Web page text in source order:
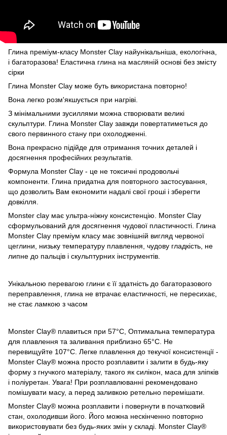
Глина преміум-класу Monster Clay найунікальніша, екологічна,
і багаторазова! Еластична глина на масляній основі без змісту
сірки
Глина Monster Clay може буть використана повторно!
Вона легко розм'якшується при нагріві.
З мінімальними зусиллями можна створювати великі
скульптури. Глина Monster Clay завжди повертатиметься до
свого первинного стану при охолодженні.
Вона прекрасно підійде для отримання точних деталей і
досягнення професійних результатів.
Формула Monster Clay - це не токсичні продовольчі
компоненти. Глина придатна для повторного застосування,
що дозволить Вам економити надалі свої гроші і зберегти
довкілля.
Monster clay має ультра-ніжну консистенцію. Monster Clay
сформульований для досягнення чудової пластичності. Глина
Monster Clay преміум класу має зовнішній вигляд червоної
цеглини, низьку температуру плавлення, чудову гладкість, не
липне до пальців і скульптурних інструментів.
Унікальною перевагою глини є її здатність до багаторазового
переправлення, глина не втрачає еластичності, не пересихає,
не стає ламкою з часом
Monster Clay® плавиться при 57°С, Оптимальна температура
для плавлення та заливання приблизно 65°С. Не
перевищуйте 107°С. Легке плавлення до текучої консистенції -
Monster Clay® можна просто розплавити і залити в будь-яку
форму з гнучкого матеріалу, такого як силікон, маса для зліпків
і поліуретан. Увага! При розплавлюванні рекомендовано
помішувати масу, а перед заливкою ретельно перемішати.
Monster Clay® можна розплавити і повернути в початковий
стан, охолодивши його. Його можна нескінченно повторно
використовувати без будь-яких змін у складі. Monster Clay®